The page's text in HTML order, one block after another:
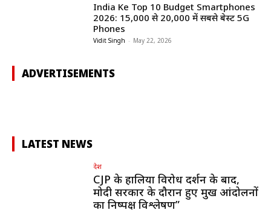
India Ke Top 10 Budget Smartphones
2026: ₹15,000 से ₹20,000 में सबसे बेस्ट 5G
Phones
Vidit Singh - May 22, 2026
ADVERTISEMENTS
LATEST NEWS
देश
CJP के हालिया विरोध प्रदर्शन के बाद,
मोदी सरकार के दौरान हुए प्रमुख आंदोलनों
का निष्पक्ष विश्लेषण”